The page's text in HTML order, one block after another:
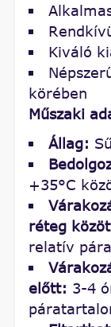
Kiváló
körében
Műszaki
Állag:
+35°C
réteg
relatív
előtt: 3-4